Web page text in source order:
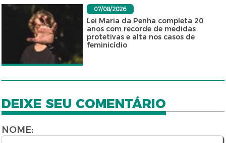
07/08/2026
Lei Maria da Penha completa 20
anos com recorde de medidas
protetivas e alta nos casos de
feminicídio
DEIXE SEU COMENTÁRIO
NOME: